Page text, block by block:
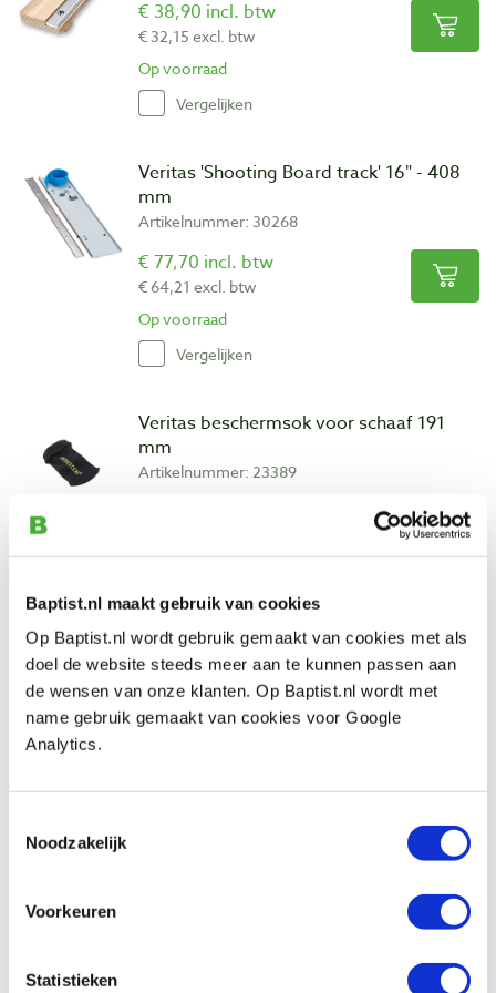
Baptist.nl maakt gebruik van cookies
Op Baptist.nl wordt gebruik gemaakt van cookies met als
doel de website steeds meer aan te kunnen passen aan
de wensen van onze klanten. Op Baptist.nl wordt met
name gebruik gemaakt van cookies voor Google
Analytics.
Noodzakelijk
Voorkeuren
Statistieken
€ 38,90 incl. btw
€ 32,15 excl. btw
Op voorraad
Vergelijken
Veritas 'Shooting Board track' 16″ - 408
mm
Artikelnummer: 30268
€ 77,70 incl. btw
€ 64,21 excl. btw
Op voorraad
Vergelijken
Veritas beschermsok voor schaaf 191
mm
Artikelnummer: 23389
Vergelijken
Veritas beschermsok voor schaaf 319
mm
Artikelnummer: 23390
€ 24,01 excl. btw
Veritas beschermsok voor schaaf 408